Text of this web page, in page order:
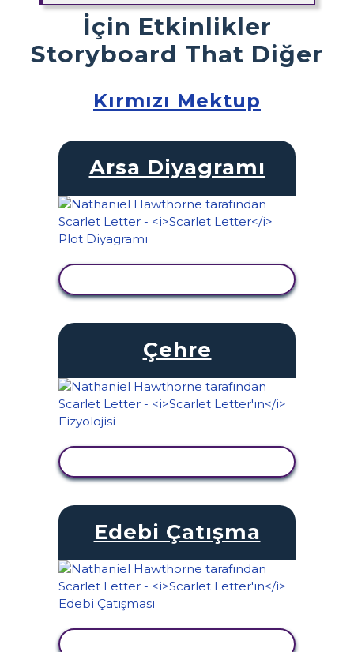
İçin Etkinlikler
Storyboard That Diğer
Kırmızı Mektup
Arsa Diyagramı
Çehre
Edebi Çatışma